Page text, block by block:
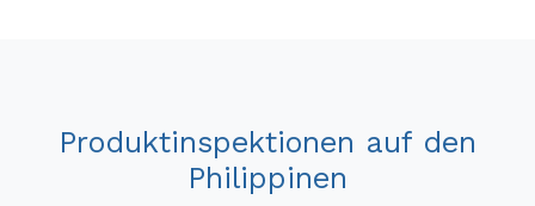
Produktinspektionen auf den
Philippinen